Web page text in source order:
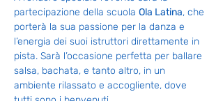
partecipazione della scuola Ola Latina, che
porterà la sua passione per la danza e
l’energia dei suoi istruttori direttamente in
pista. Sarà l’occasione perfetta per ballare
salsa, bachata, e tanto altro, in un
ambiente rilassato e accogliente, dove